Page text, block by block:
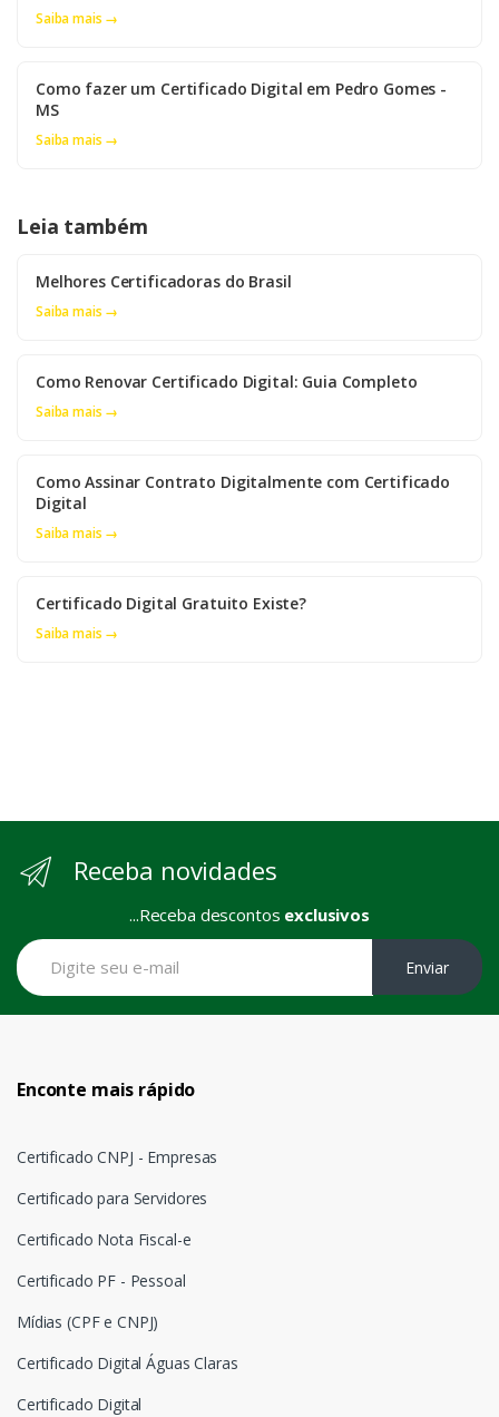
Saiba mais →
Como fazer um Certificado Digital em Pedro Gomes -
MS
Saiba mais →
Leia também
Melhores Certificadoras do Brasil
Saiba mais →
Como Renovar Certificado Digital: Guia Completo
Saiba mais →
Como Assinar Contrato Digitalmente com Certificado
Digital
Saiba mais →
Certificado Digital Gratuito Existe?
Saiba mais →
Receba novidades
...Receba descontos exclusivos
Enviar
Enconte mais rápido
Certificado CNPJ - Empresas
Certificado para Servidores
Certificado Nota Fiscal-e
Certificado PF - Pessoal
Mídias (CPF e CNPJ)
Certificado Digital Águas Claras
Certificado Digital